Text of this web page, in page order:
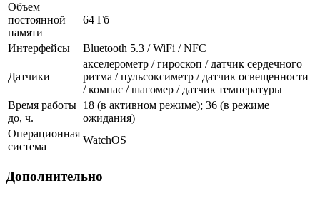
Объем
постоянной
памяти
64 Гб
Интерфейсы Bluetooth 5.3 / WiFi / NFC
Датчики
акселерометр / гироскоп / датчик сердечного
ритма / пульсоксиметр / датчик освещенности
/ компас / шагомер / датчик температуры
Время работы
до, ч.
18 (в активном режиме); 36 (в режиме
ожидания)
Операционная
система
WatchOS
Дополнительно